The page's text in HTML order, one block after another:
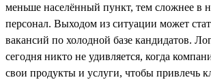
меньше населённый пункт, тем сложнее в
персонал. Выходом из ситуации может
вакансий по холодной базе кандидатов.
сегодня никто не удивляется, когда
свои продукты и услуги, чтобы привлечь